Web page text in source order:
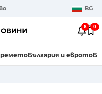
BG
6 0
България и еврото